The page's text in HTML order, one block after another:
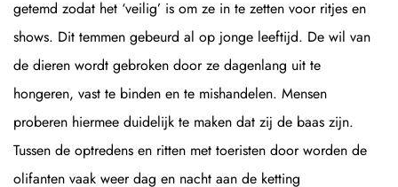
getemd zodat het ‘veilig’ is om ze in te zetten voor ritjes en
shows. Dit temmen gebeurd al op jonge leeftijd. De wil van
de dieren wordt gebroken door ze dagenlang uit te
hongeren, vast te binden en te mishandelen. Mensen
proberen hiermee duidelijk te maken dat zij de baas zijn.
Tussen de optredens en ritten met toeristen door worden de
olifanten vaak weer dag en nacht aan de ketting